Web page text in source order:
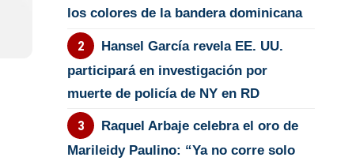
los colores de la bandera dominicana
Hansel García revela EE. UU.
participará en investigación por
muerte de policía de NY en RD
Raquel Arbaje celebra el oro de
Marileidy Paulino: “Ya no corre solo